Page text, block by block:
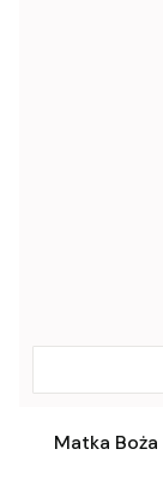
Matka